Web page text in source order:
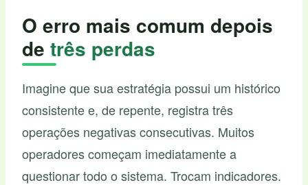
O erro mais comum depois
detrês perdas
Imagine que sua estratégia possui um histórico
consistente e, de repente, registra três
operações negativas consecutivas. Muitos
operadores começam imediatamente a
questionar todo o sistema. Trocam indicadores.